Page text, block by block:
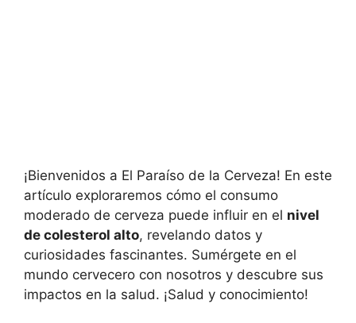
¡Bienvenidos a El Paraíso de la Cerveza! En este
artículo exploraremos cómo el consumo
moderado de cerveza puede influir en el nivel
de colesterol alto, revelando datos y
curiosidades fascinantes. Sumérgete en el
mundo cervecero con nosotros y descubre sus
impactos en la salud. ¡Salud y conocimiento!